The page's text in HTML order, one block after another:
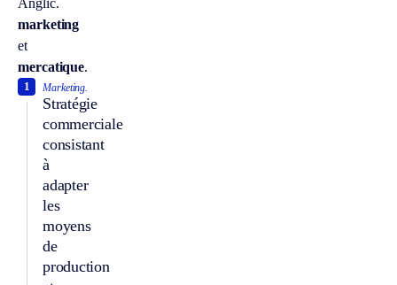
marketing
et
mercatique.
Marketing.
Stratégie
commerciale
consistant
à
adapter
les
moyens
de
production
1